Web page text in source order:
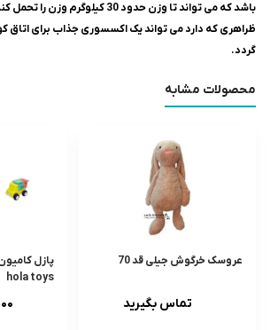
باشد که می تواند تا وزن حدود 30
ظراهری که دارد می تواند یک اکسسوری جذاب برای
گردد.
محصولات مشابه
عروسک خرگوش جیلی قد 70
تماس بگیرید
hola toys